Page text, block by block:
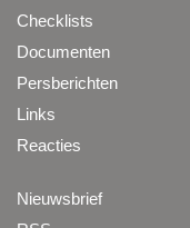
Checklists
Documenten
Persberichten
Links
Reacties
Nieuwsbrief